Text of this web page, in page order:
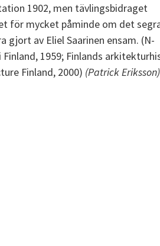
1902, men tävlingsbidraget
för mycket påminde om det
gjort av Eliel Saarinen ensam. (N-
Finland, 1959; Finlands
Finland, 2000) (Patrick Eriksson)